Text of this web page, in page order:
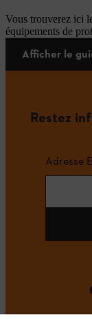
Vous trouverez ici
équipements de
Afficher le
Restez
Adresse